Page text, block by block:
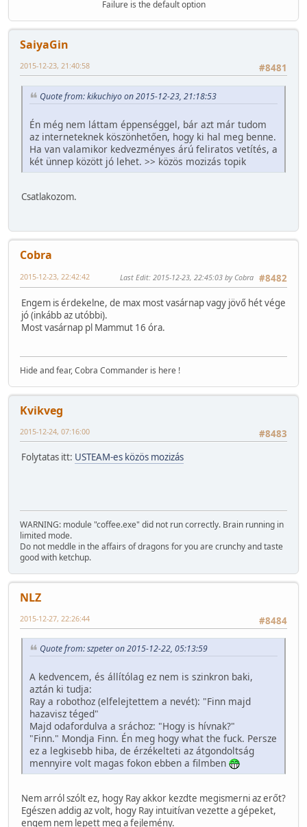
Failure is the default option
SaiyaGin
#8481
2015-12-23, 21:40:58
Quote from: kikuchiyo on 2015-12-23, 21:18:53
Én még nem láttam éppenséggel, bár azt már tudom
az interneteknek köszönhetően, hogy ki hal meg benne.
Ha van valamikor kedvezményes árú feliratos vetítés, a
két ünnep között jó lehet. >> közös mozizás topik
Csatlakozom.
Cobra
#8482
2015-12-23, 22:42:42 Last Edit: 2015-12-23, 22:45:03 by Cobra
Engem is érdekelne, de max most vasárnap vagy jövő hét vége
jó (inkább az utóbbi).
Most vasárnap pl Mammut 16 óra.
Hide and fear, Cobra Commander is here !
Kvikveg
#8483
2015-12-24, 07:16:00
Folytatas itt: USTEAM-es közös mozizás
WARNING: module "coffee.exe" did not run correctly. Brain running in
limited mode.
Do not meddle in the affairs of dragons for you are crunchy and taste
good with ketchup.
NLZ
#8484
2015-12-27, 22:26:44
Quote from: szpeter on 2015-12-22, 05:13:59
A kedvencem, és állítólag ez nem is szinkron baki,
aztán ki tudja:
Ray a robothoz (elfelejtettem a nevét): "Finn majd
hazavisz téged"
Majd odafordulva a sráchoz: "Hogy is hívnak?"
"Finn." Mondja Finn. Én meg hogy what the fuck. Persze
ez a legkisebb hiba, de érzékelteti az átgondoltság
mennyire volt magas fokon ebben a filmben
Nem arról szólt ez, hogy Ray akkor kezdte megismerni az erőt?
Egészen addig az volt, hogy Ray intuitívan vezette a gépeket,
engem nem lepett meg a fejlemény.